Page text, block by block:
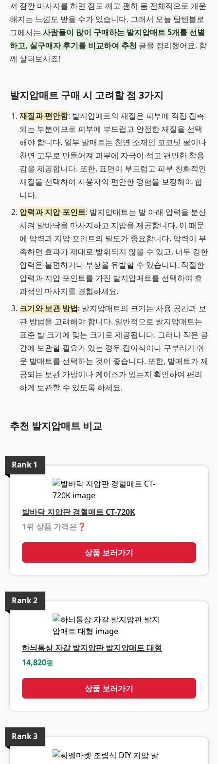
서 잠깐 마사지를 하면 잠도 깨고 괜히 몸 전체적으로 개운
해지는 느낌도 받을 수가 있습니다. 그래서 오늘 탑텐블로
그에서는 사람들이 많이 구매하는 발지압매트 5개를 선별
하고, 실구매자 후기를 비교하여 추천 글을 정리했어요. 함
께 살펴보시죠!
발지압매트 구매 시 고려할 점 3가지
재질과 편안함: 발지압매트의 재질은 피부에 직접 접촉
되는 부분이므로 피부에 부드럽고 안전한 재질을 선택
해야 합니다. 일부 발매트는 천연 소재인 코코넛 펄이나
천연 고무로 만들어져 피부에 자극이 적고 편안한 착용
감을 제공합니다. 또한, 표면이 부드럽고 피부 친화적인
재질을 선택하여 사용자의 편안한 경험을 보장해야 합
니다.
압력과 지압 포인트: 발지압매트는 발 아래 압력을 분산
시켜 발바닥을 마사지하고 지압을 제공합니다. 이 때문
에 압력과 지압 포인트의 밀도가 중요합니다. 압력이 부
족하면 효과가 제대로 발휘되지 않을 수 있고, 너무 강한
압력은 불편하거나 부상을 유발할 수 있습니다. 적절한
압력과 지압 포인트를 가진 발지압매트를 선택하여 효
과적인 마사지를 경험하세요.
크기와 보관 방법: 발지압매트의 크기는 사용 공간과 보
관 방법을 고려해야 합니다. 일반적으로 발지압매트는
표준 발 크기에 맞는 크기로 제공됩니다. 그러나 작은 공
간에 보관할 필요가 있는 경우 접이식이나 구부리기 쉬
운 발매트를 선택하는 것이 좋습니다. 또한, 발매트가 제
공되는 보관 가방이나 케이스가 있는지 확인하여 편리
하게 보관할 수 있도록 하세요.
추천 발지압매트 비교
Rank1
발바닥 지압판 경혈매트 CT-720K
1위 상품 가격은 ❓
상품 보러가기
Rank2
하늬통상 자갈 발지압판 발지압매트 대형
14,820원
상품 보러가기
Rank3